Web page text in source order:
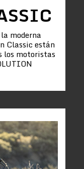
moderna
Classic están
los motoristas